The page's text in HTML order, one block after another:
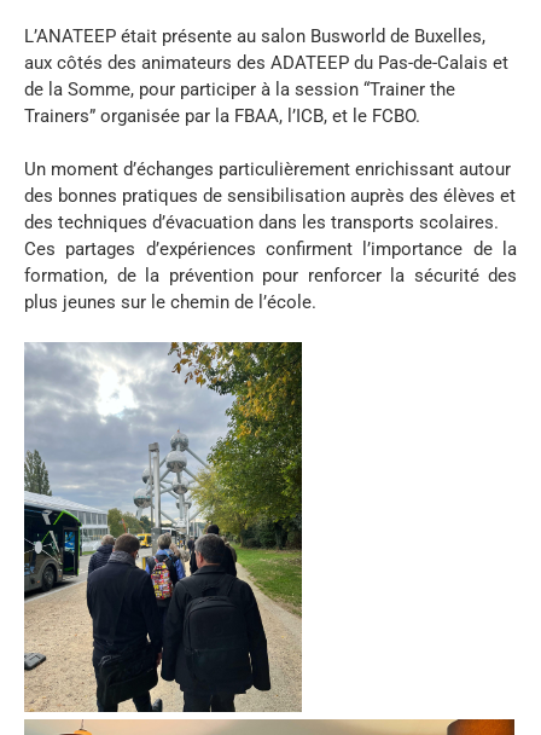
L’ANATEEP était présente au salon Busworld de Buxelles,
aux côtés des animateurs des ADATEEP du Pas-de-Calais et
de la Somme, pour participer à la session “Trainer the
Trainers” organisée par la FBAA, l’ICB, et le FCBO.
Un moment d’échanges particulièrement enrichissant autour
des bonnes pratiques de sensibilisation auprès des élèves et
des techniques d’évacuation dans les transports scolaires.
Ces partages d’expériences confirment l’importance de la
formation, de la prévention pour renforcer la sécurité des
plus jeunes sur le chemin de l’école.